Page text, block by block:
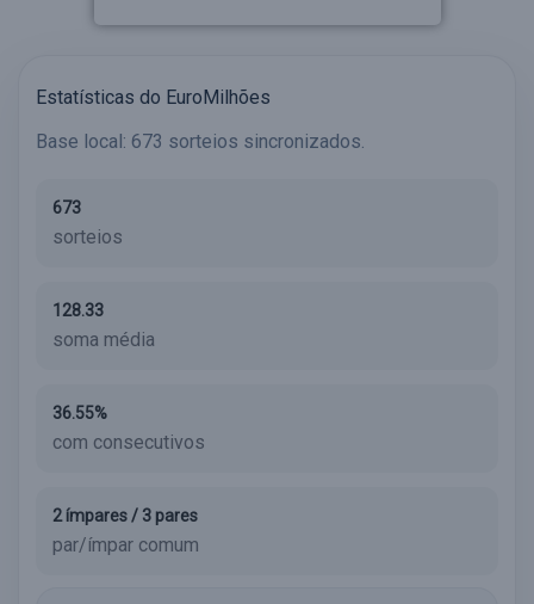
Estatísticas do EuroMilhões
Base local: 673 sorteios sincronizados.
673
sorteios
128.33
soma média
36.55%
com consecutivos
2 ímpares / 3 pares
par/ímpar comum